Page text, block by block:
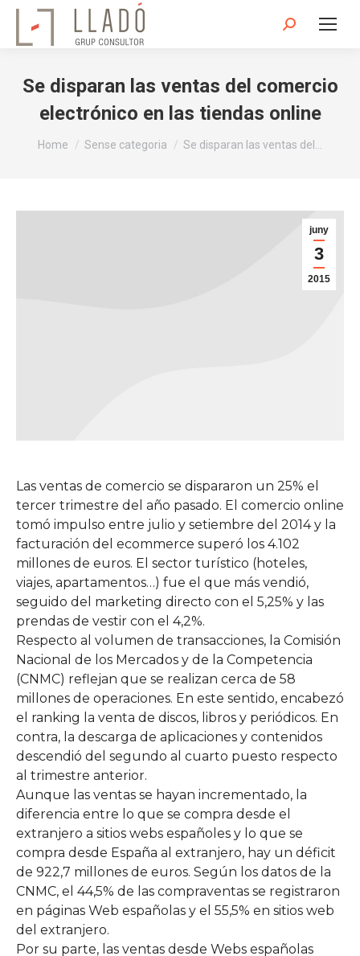
Search:
Se disparan las ventas del comercio
electrónico en las tiendas online
You are here:
Home Sense categoria Se disparan las ventas del…
juny
3
2015
Las ventas de comercio se dispararon un 25% el
tercer trimestre del año pasado. El comercio online
tomó impulso entre julio y setiembre del 2014 y la
facturación del ecommerce superó los 4.102
millones de euros. El sector turístico (hoteles,
viajes, apartamentos…) fue el que más vendió,
seguido del marketing directo con el 5,25% y las
prendas de vestir con el 4,2%.
Respecto al volumen de transacciones, la Comisión
Nacional de los Mercados y de la Competencia
(CNMC) reflejan que se realizan cerca de 58
millones de operaciones. En este sentido, encabezó
el ranking la venta de discos, libros y periódicos. En
contra, la descarga de aplicaciones y contenidos
descendió del segundo al cuarto puesto respecto
al trimestre anterior.
Aunque las ventas se hayan incrementado, la
diferencia entre lo que se compra desde el
extranjero a sitios webs españoles y lo que se
compra desde España al extranjero, hay un déficit
de 922,7 millones de euros. Según los datos de la
CNMC, el 44,5% de las compraventas se registraron
en páginas Web españolas y el 55,5% en sitios web
del extranjero.
Por su parte, las ventas desde Webs españolas